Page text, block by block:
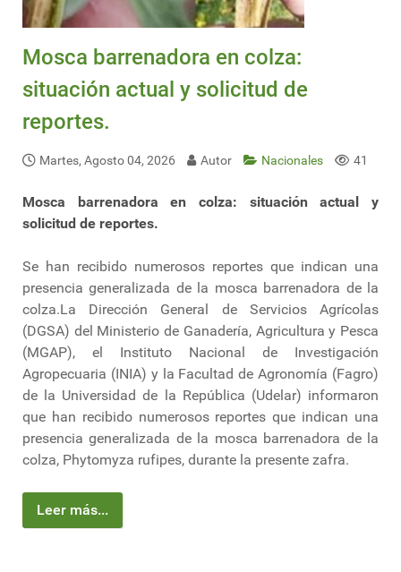
Mosca barrenadora en colza:
situación actual y solicitud de
reportes.
Martes, Agosto 04, 2026 Autor Nacionales 41
Mosca barrenadora en colza: situación actual y
solicitud de reportes.
Se han recibido numerosos reportes que indican una
presencia generalizada de la mosca barrenadora de la
colza.La Dirección General de Servicios Agrícolas
(DGSA) del Ministerio de Ganadería, Agricultura y Pesca
(MGAP), el Instituto Nacional de Investigación
Agropecuaria (INIA) y la Facultad de Agronomía (Fagro)
de la Universidad de la República (Udelar) informaron
que han recibido numerosos reportes que indican una
presencia generalizada de la mosca barrenadora de la
colza, Phytomyza rufipes, durante la presente zafra.
Leer más...